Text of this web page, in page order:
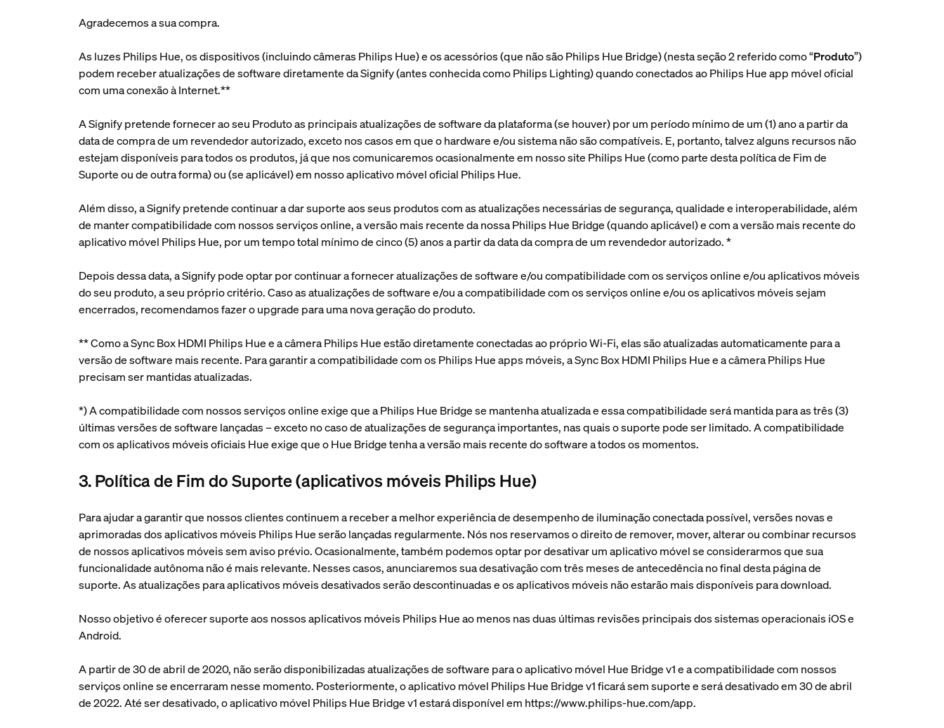
Agradecemos a sua compra.
As luzes Philips Hue, os dispositivos (incluindo câmeras Philips Hue) e os acessórios (que não são Philips Hue Bridge) (nesta seção 2 referido como “Produto”)
podem receber atualizações de software diretamente da Signify (antes conhecida como Philips Lighting) quando conectados ao Philips Hue app móvel oficial
com uma conexão à Internet.**
A Signify pretende fornecer ao seu Produto as principais atualizações de software da plataforma (se houver) por um período mínimo de um (1) ano a partir da
data de compra de um revendedor autorizado, exceto nos casos em que o hardware e/ou sistema não são compatíveis. E, portanto, talvez alguns recursos não
estejam disponíveis para todos os produtos, já que nos comunicaremos ocasionalmente em nosso site Philips Hue (como parte desta política de Fim de
Suporte ou de outra forma) ou (se aplicável) em nosso aplicativo móvel oficial Philips Hue.
Além disso, a Signify pretende continuar a dar suporte aos seus produtos com as atualizações necessárias de segurança, qualidade e interoperabilidade, além
de manter compatibilidade com nossos serviços online, a versão mais recente da nossa Philips Hue Bridge (quando aplicável) e com a versão mais recente do
aplicativo móvel Philips Hue, por um tempo total mínimo de cinco (5) anos a partir da data da compra de um revendedor autorizado. *
Depois dessa data, a Signify pode optar por continuar a fornecer atualizações de software e/ou compatibilidade com os serviços online e/ou aplicativos móveis
do seu produto, a seu próprio critério. Caso as atualizações de software e/ou a compatibilidade com os serviços online e/ou os aplicativos móveis sejam
encerrados, recomendamos fazer o upgrade para uma nova geração do produto.
** Como a Sync Box HDMI Philips Hue e a câmera Philips Hue estão diretamente conectadas ao próprio Wi-Fi, elas são atualizadas automaticamente para a
versão de software mais recente. Para garantir a compatibilidade com os Philips Hue apps móveis, a Sync Box HDMI Philips Hue e a câmera Philips Hue
precisam ser mantidas atualizadas.
*) A compatibilidade com nossos serviços online exige que a Philips Hue Bridge se mantenha atualizada e essa compatibilidade será mantida para as três (3)
últimas versões de software lançadas – exceto no caso de atualizações de segurança importantes, nas quais o suporte pode ser limitado. A compatibilidade
com os aplicativos móveis oficiais Hue exige que o Hue Bridge tenha a versão mais recente do software a todos os momentos.
3. Política de Fim do Suporte (aplicativos móveis Philips Hue)
Para ajudar a garantir que nossos clientes continuem a receber a melhor experiência de desempenho de iluminação conectada possível, versões novas e
aprimoradas dos aplicativos móveis Philips Hue serão lançadas regularmente. Nós nos reservamos o direito de remover, mover, alterar ou combinar recursos
de nossos aplicativos móveis sem aviso prévio. Ocasionalmente, também podemos optar por desativar um aplicativo móvel se considerarmos que sua
funcionalidade autônoma não é mais relevante. Nesses casos, anunciaremos sua desativação com três meses de antecedência no final desta página de
suporte. As atualizações para aplicativos móveis desativados serão descontinuadas e os aplicativos móveis não estarão mais disponíveis para download.
Nosso objetivo é oferecer suporte aos nossos aplicativos móveis Philips Hue ao menos nas duas últimas revisões principais dos sistemas operacionais iOS e
Android.
A partir de 30 de abril de 2020, não serão disponibilizadas atualizações de software para o aplicativo móvel Hue Bridge v1 e a compatibilidade com nossos
serviços online se encerraram nesse momento. Posteriormente, o aplicativo móvel Philips Hue Bridge v1 ficará sem suporte e será desativado em 30 de abril
de 2022. Até ser desativado, o aplicativo móvel Philips Hue Bridge v1 estará disponível em https://www.philips-hue.com/app.